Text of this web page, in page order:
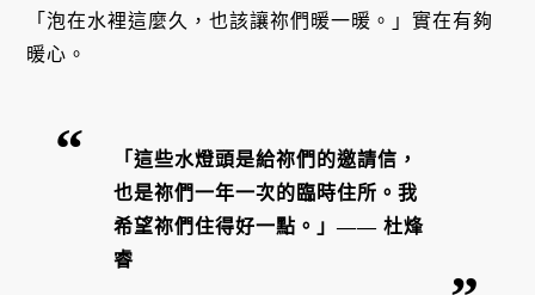
「泡在水裡這麼久，也該讓祢們暖一暖。」實在有夠
暖心。
「這些水燈頭是給祢們的邀請信，
也是祢們一年一次的臨時住所。我
希望祢們住得好一點。」—— 杜烽
睿